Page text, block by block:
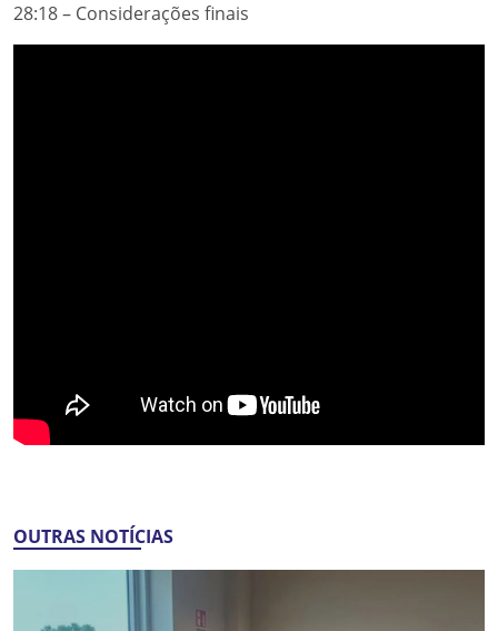
28:18 – Considerações finais
OUTRAS NOTÍCIAS